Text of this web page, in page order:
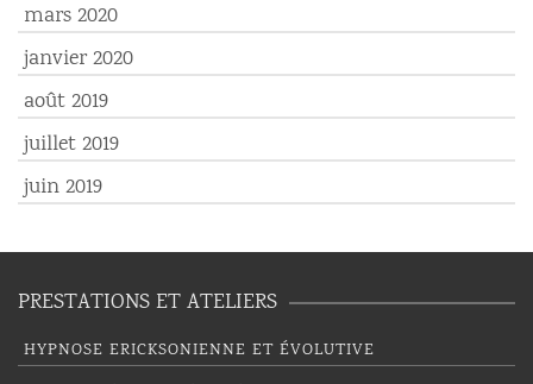
mars 2020
janvier 2020
août 2019
juillet 2019
juin 2019
PRESTATIONS ET ATELIERS
HYPNOSE ERICKSONIENNE ET ÉVOLUTIVE